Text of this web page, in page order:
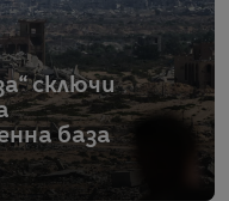
сключи
база